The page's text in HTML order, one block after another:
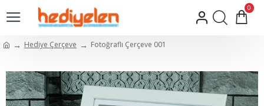
0
Hediye Çerçeve Fotoğraflı Çerçeve 001